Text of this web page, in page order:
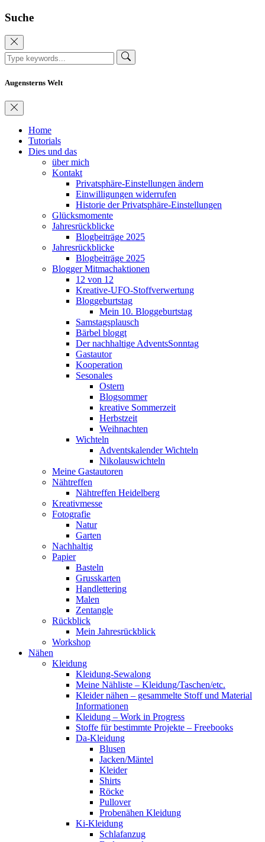
Suche
Augensterns Welt
Home
Tutorials
Dies und das
über mich
Kontakt
Privatsphäre-Einstellungen ändern
Einwilligungen widerrufen
Historie der Privatsphäre-Einstellungen
Glücksmomente
Jahresrückblicke
Blogbeiträge 2025
Jahresrückblicke
Blogbeiträge 2025
Blogger Mitmachaktionen
12 von 12
Kreative-UFO-Stoffverwertung
Bloggeburtstag
Mein 10. Bloggeburtstag
Samstagsplausch
Bärbel bloggt
Der nachhaltige AdventsSonntag
Gastautor
Kooperation
Sesonales
Ostern
Blogsommer
kreative Sommerzeit
Herbstzeit
Weihnachten
Wichteln
Adventskalender Wichteln
Nikolauswichteln
Meine Gastautoren
Nähtreffen
Nähtreffen Heidelberg
Kreativmesse
Fotografie
Natur
Garten
Nachhaltig
Papier
Basteln
Grusskarten
Handlettering
Malen
Zentangle
Rückblick
Mein Jahresrückblick
Workshop
Nähen
Kleidung
Kleidung-Sewalong
Meine Nähliste – Kleidung/Taschen/etc.
Kleider nähen – gesammelte Stoff und Material
Informationen
Kleidung – Work in Progress
Stoffe für bestimmte Projekte – Freebooks
Da-Kleidung
Blusen
Jacken/Mäntel
Kleider
Shirts
Röcke
Pullover
Probenähen Kleidung
Ki-Kleidung
Schlafanzug